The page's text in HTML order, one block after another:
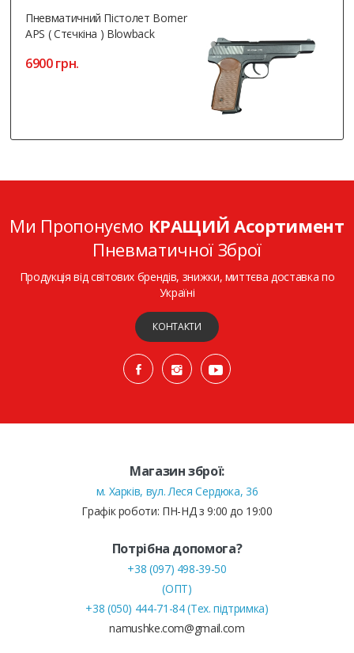
Пневматичний Пістолет Borner
APS ( Стєчкіна ) Blowback
6900 грн.
Ми Пропонуємо КРАЩИЙ Асортимент
Пневматичної Зброї
Продукція від світових брендів, знижки, миттєва доставка по
Україні
КОНТАКТИ
Магазин зброї:
м. Харків, вул. Леся Сердюка, 36
Графік роботи: ПН-НД з 9:00 до 19:00
Потрібна допомога?
+38 (097) 498-39-50
(ОПТ)
+38 (050) 444-71-84 (Тех. підтримка)
namushke.com@gmail.com